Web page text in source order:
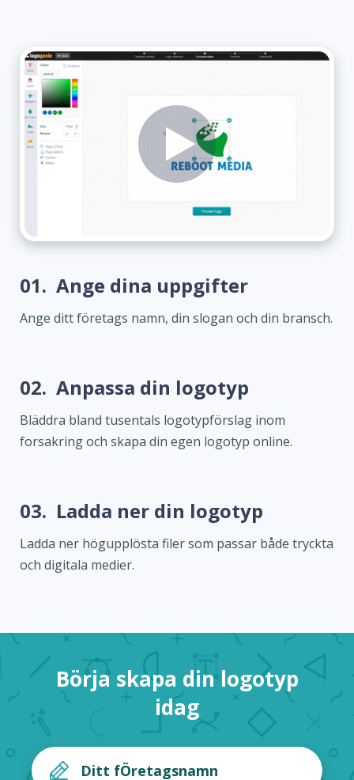
01. Ange dina uppgifter
Ange ditt företags namn, din slogan och din bransch.
02. Anpassa din logotyp
Bläddra bland tusentals logotypförslag inom
forsakring och skapa din egen logotyp online.
03. Ladda ner din logotyp
Ladda ner högupplösta filer som passar både tryckta
och digitala medier.
Börja skapa din logotyp
idag